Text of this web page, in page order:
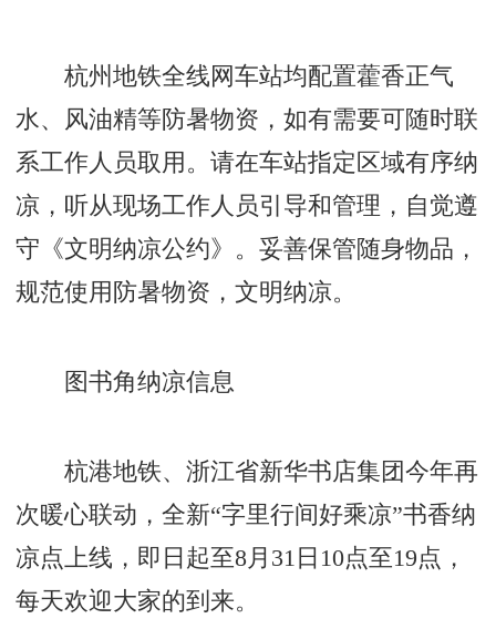
杭州地铁全线网车站均配置藿香正气
水、风油精等防暑物资，如有需要可随时联
系工作人员取用。请在车站指定区域有序纳
凉，听从现场工作人员引导和管理，自觉遵
守《文明纳凉公约》。妥善保管随身物品，
规范使用防暑物资，文明纳凉。
图书角纳凉信息
杭港地铁、浙江省新华书店集团今年再
次暖心联动，全新“字里行间好乘凉”书香纳
凉点上线，即日起至8月31日10点至19点，
每天欢迎大家的到来。